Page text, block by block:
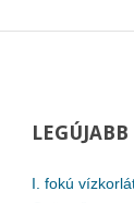
LEGÚJABB
I. fokú